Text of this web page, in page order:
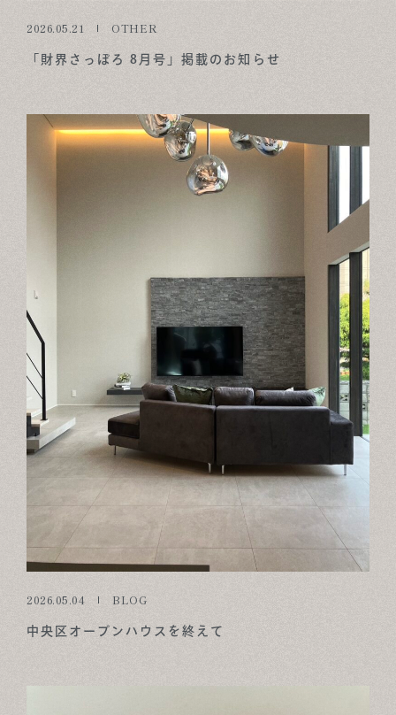
2026.05.21 OTHER
「財界さっぽろ 8月号」掲載のお知らせ
2026.05.04 BLOG
中央区オープンハウスを終えて